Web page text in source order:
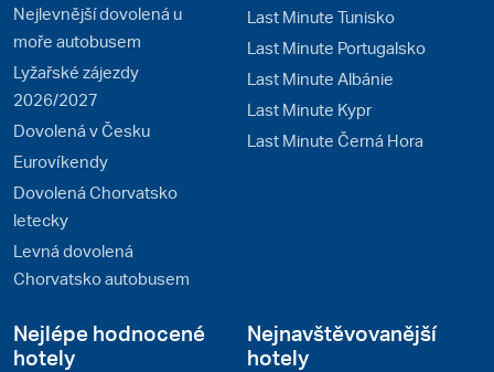
Nejlevnější dovolená u
moře autobusem
Lyžařské zájezdy
2026/2027
Dovolená v Česku
Eurovíkendy
Dovolená Chorvatsko
letecky
Levná dovolená
Chorvatsko autobusem
Last Minute Tunisko
Last Minute Portugalsko
Last Minute Albánie
Last Minute Kypr
Last Minute Černá Hora
Nejlépe hodnocené
hotely
Nejnavštěvovanější
hotely